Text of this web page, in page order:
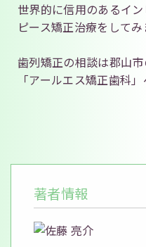
世界的に信用のあるイ
ピース矯正治療をしてみ
歯列矯正の相談は郡山
「アールエス矯正歯科」
著者情報